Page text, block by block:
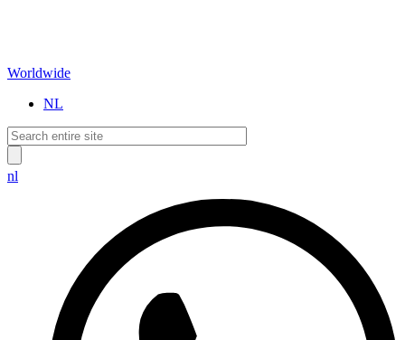
Worldwide
NL
nl